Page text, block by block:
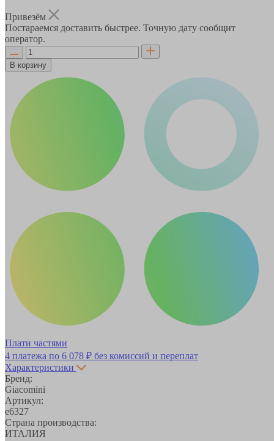
Привезём
Постараемся доставить быстрее. Точную дату сообщит
оператор.
В корзину
Плати частями
4 платежа по 6 078 ₽ без комиссий и переплат
Характеристики
Бренд:
Giacomini
Артикул:
е6327
Страна производства:
ИТАЛИЯ